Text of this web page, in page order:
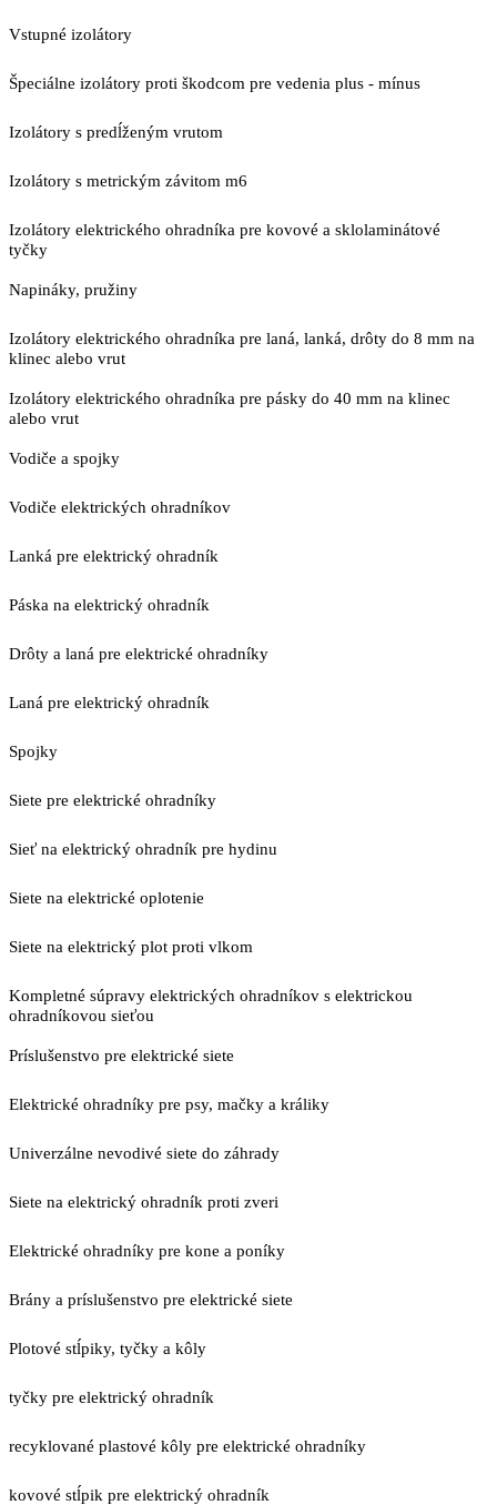
Vstupné izolátory
Špeciálne izolátory proti škodcom pre vedenia plus - mínus
Izolátory s predĺženým vrutom
Izolátory s metrickým závitom m6
Izolátory elektrického ohradníka pre kovové a sklolaminátové
tyčky
Napináky, pružiny
Izolátory elektrického ohradníka pre laná, lanká, drôty do 8 mm na
klinec alebo vrut
Izolátory elektrického ohradníka pre pásky do 40 mm na klinec
alebo vrut
Vodiče a spojky
Vodiče elektrických ohradníkov
Lanká pre elektrický ohradník
Páska na elektrický ohradník
Drôty a laná pre elektrické ohradníky
Laná pre elektrický ohradník
Spojky
Siete pre elektrické ohradníky
Sieť na elektrický ohradník pre hydinu
Siete na elektrické oplotenie
Siete na elektrický plot proti vlkom
Kompletné súpravy elektrických ohradníkov s elektrickou
ohradníkovou sieťou
Príslušenstvo pre elektrické siete
Elektrické ohradníky pre psy, mačky a králiky
Univerzálne nevodivé siete do záhrady
Siete na elektrický ohradník proti zveri
Elektrické ohradníky pre kone a poníky
Brány a príslušenstvo pre elektrické siete
Plotové stĺpiky, tyčky a kôly
tyčky pre elektrický ohradník
recyklované plastové kôly pre elektrické ohradníky
kovové stĺpik pre elektrický ohradník